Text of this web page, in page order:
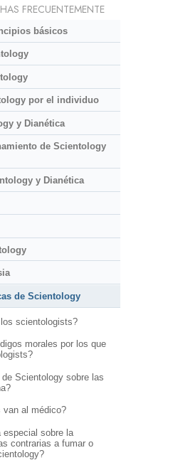
FRECUENTEMENTE
básicos
por el individuo
y Dianética
de Scientology
y Dianética
de Scientology
scientologists?
morales por los que
Scientology sobre las
al médico?
especial sobre la
contrarias a fumar o